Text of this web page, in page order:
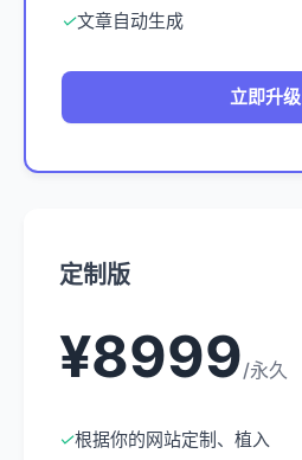
✓文章自动生成
立即升级
定制版
¥8999/永久
✓根据你的网站定制、植入